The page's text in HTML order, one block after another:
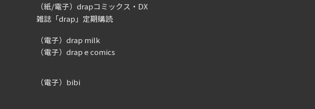
（紙/電子）drapコミックス・DX
雑誌「drap」定期購読
（電子）drap milk
（電子）drap e comics
（電子）bibi